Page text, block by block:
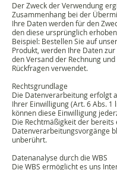
Der Zweck der Verwendung
Zusammenhang bei der
Ihre Daten werden für den
den diese ursprünglich
Beispiel: Bestellen Sie auf
Produkt, werden Ihre Daten
den Versand der Rechnung
Rückfragen verwendet.
Rechtsgrundlage
Die Datenverarbeitung erfolgt
Ihrer Einwilligung (Art. 6 Abs. 1
können diese Einwilligung
Die Rechtmäßigkeit der bereits
Datenverarbeitungsvorgänge
unberührt.
Datenanalyse durch die WBS
Die WBS ermöglicht es uns